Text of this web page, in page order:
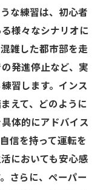
な練習は、初心者
様々なシナリオに
雑した都市部を走
発進停止など、実
習します。インス
えて、どのように
体的にアドバイス
信を持って運転を
においても安心感
さらに、ペーパー